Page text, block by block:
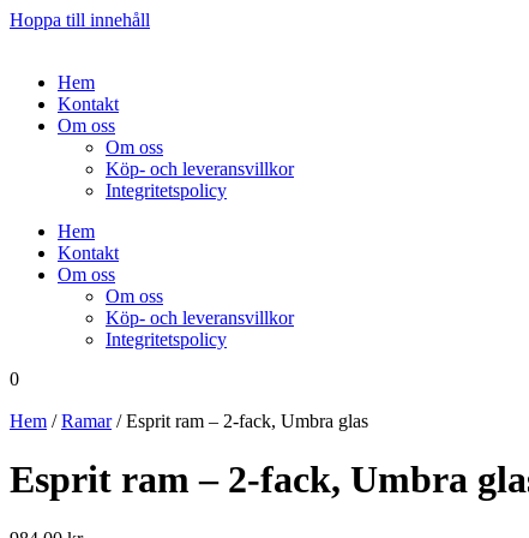
Hoppa till innehåll
Hem
Kontakt
Om oss
Om oss
Köp- och leveransvillkor
Integritetspolicy
Hem
Kontakt
Om oss
Om oss
Köp- och leveransvillkor
Integritetspolicy
0
Hem /Ramar/ Esprit ram – 2-fack, Umbra glas
Esprit ram – 2-fack, Umbra